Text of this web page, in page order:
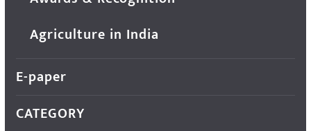
Agriculture in India
E-paper
CATEGORY